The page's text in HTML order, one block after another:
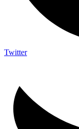
Twitter